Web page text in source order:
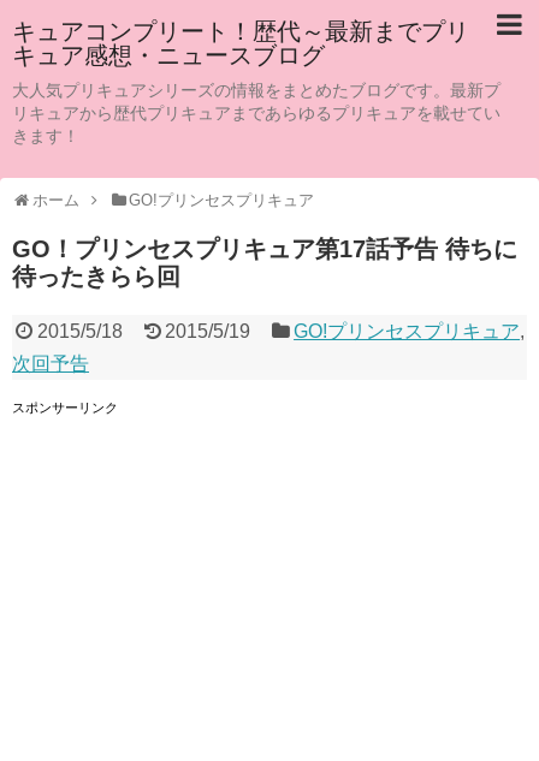
キュアコンプリート！歴代～最新までプリ
キュア感想・ニュースブログ
大人気プリキュアシリーズの情報をまとめたブログです。最新プ
リキュアから歴代プリキュアまであらゆるプリキュアを載せてい
きます！
ホーム GO!プリンセスプリキュア
GO！プリンセスプリキュア第17話予告 待ちに
待ったきらら回
2015/5/18 2015/5/19 GO!プリンセスプリキュア,
次回予告
スポンサーリンク